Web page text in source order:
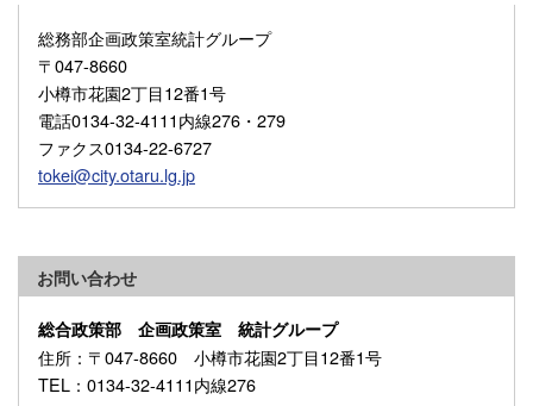
総務部企画政策室統計グループ
〒047-8660
小樽市花園2丁目12番1号
電話0134-32-4111内線276・279
ファクス0134-22-6727
tokei@city.otaru.lg.jp
お問い合わせ
総合政策部 企画政策室 統計グループ
住所 ：〒047-8660 小樽市花園2丁目12番1号
TEL ：0134-32-4111内線276